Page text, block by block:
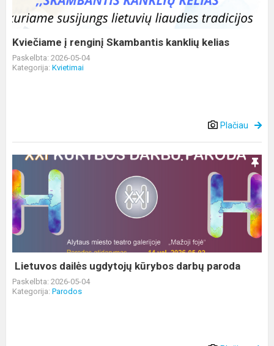
kelias
Kviečiame į renginį Skambantis kanklių kelias
Paskelbta: 2026-05-04
Kategorija: Kvietimai
Plačiau
Lietuvos
dailės
ugdytojų kūrybos
darbų
paroda
Lietuvos dailės ugdytojų kūrybos darbų paroda
Paskelbta: 2026-05-04
Kategorija: Parodos